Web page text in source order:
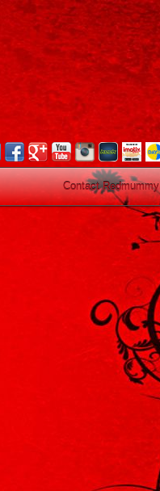
Contact Redmummy